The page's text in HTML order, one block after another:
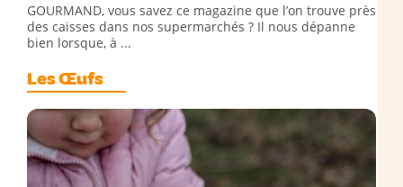
GOURMAND, vous savez ce magazine que l’on trouve près
des caisses dans nos supermarchés ? Il nous dépanne
bien lorsque, à ...
Les Œufs